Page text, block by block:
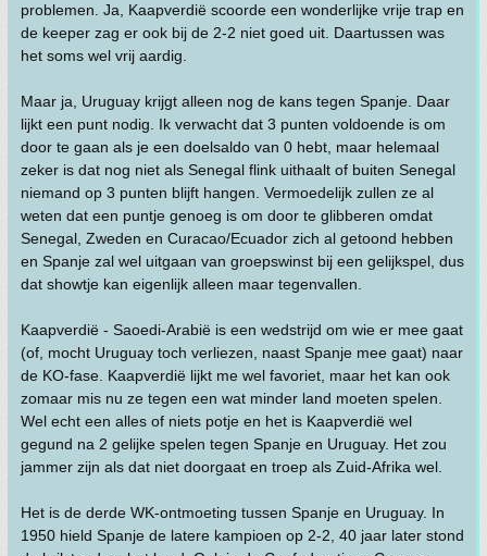
problemen. Ja, Kaapverdië scoorde een wonderlijke vrije trap en
de keeper zag er ook bij de 2-2 niet goed uit. Daartussen was
het soms wel vrij aardig.
Maar ja, Uruguay krijgt alleen nog de kans tegen Spanje. Daar
lijkt een punt nodig. Ik verwacht dat 3 punten voldoende is om
door te gaan als je een doelsaldo van 0 hebt, maar helemaal
zeker is dat nog niet als Senegal flink uithaalt of buiten Senegal
niemand op 3 punten blijft hangen. Vermoedelijk zullen ze al
weten dat een puntje genoeg is om door te glibberen omdat
Senegal, Zweden en Curacao/Ecuador zich al getoond hebben
en Spanje zal wel uitgaan van groepswinst bij een gelijkspel, dus
dat showtje kan eigenlijk alleen maar tegenvallen.
Kaapverdië - Saoedi-Arabië is een wedstrijd om wie er mee gaat
(of, mocht Uruguay toch verliezen, naast Spanje mee gaat) naar
de KO-fase. Kaapverdië lijkt me wel favoriet, maar het kan ook
zomaar mis nu ze tegen een wat minder land moeten spelen.
Wel echt een alles of niets potje en het is Kaapverdië wel
gegund na 2 gelijke spelen tegen Spanje en Uruguay. Het zou
jammer zijn als dat niet doorgaat en troep als Zuid-Afrika wel.
Het is de derde WK-ontmoeting tussen Spanje en Uruguay. In
1950 hield Spanje de latere kampioen op 2-2, 40 jaar later stond